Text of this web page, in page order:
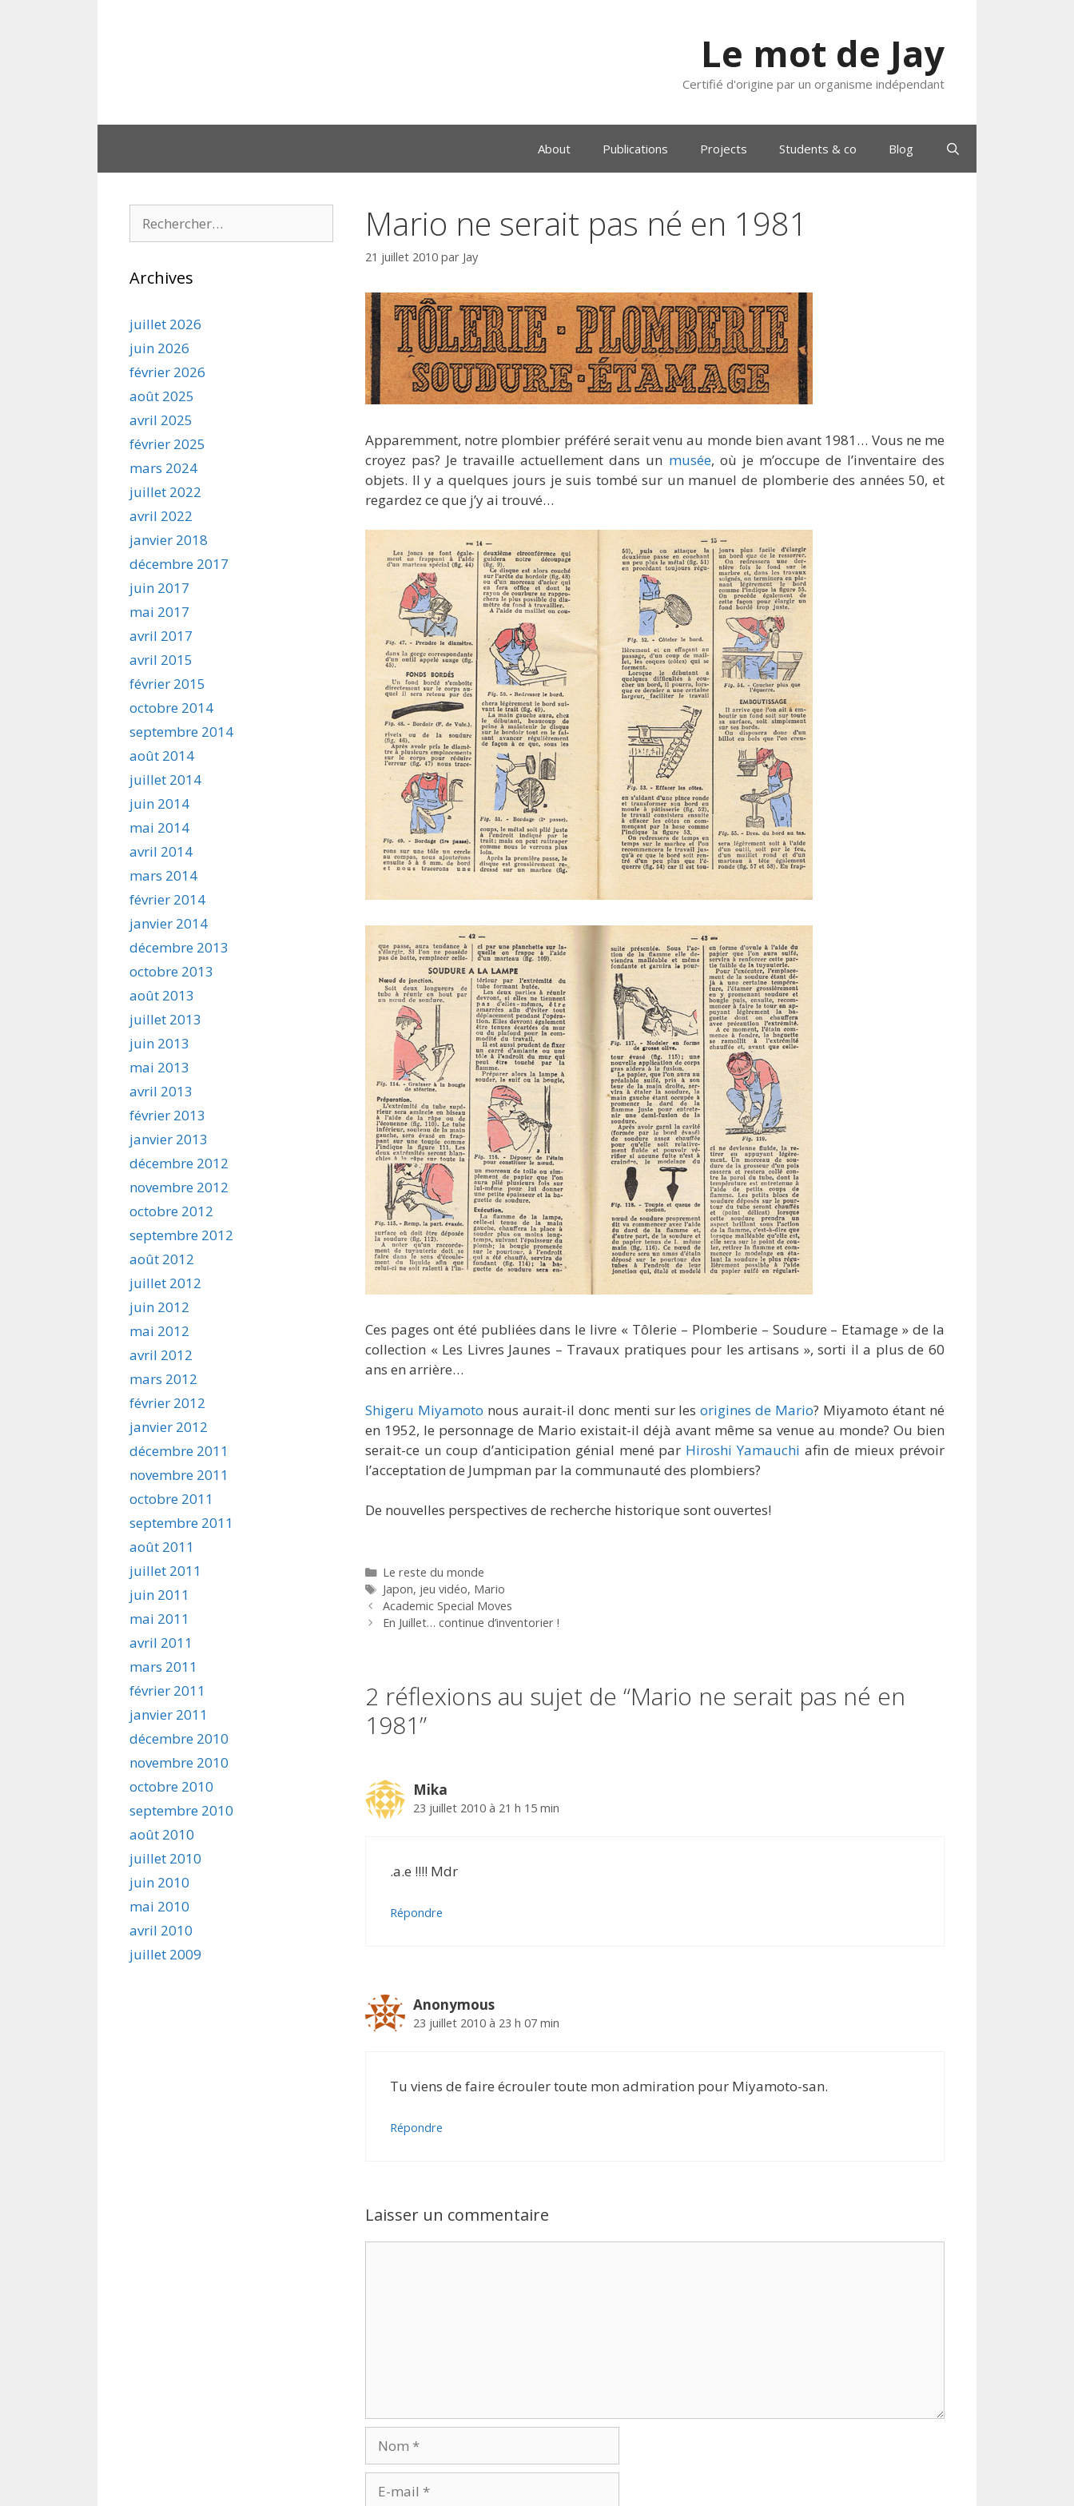
Le mot de Jay
Certifié d'origine par un organisme indépendant
About Publications Projects Students & co Blog
Mario ne serait pas né en 1981
21 juillet 2010 par Jay
Apparemment, notre plombier préféré serait venu au monde bien avant 1981… Vous ne me
croyez pas? Je travaille actuellement dans un musée, où je m’occupe de l’inventaire des
objets. Il y a quelques jours je suis tombé sur un manuel de plomberie des années 50, et
regardez ce que j’y ai trouvé…
Ces pages ont été publiées dans le livre « Tôlerie – Plomberie – Soudure – Etamage » de la
collection « Les Livres Jaunes – Travaux pratiques pour les artisans », sorti il a plus de 60
ans en arrière…
Shigeru Miyamoto nous aurait-il donc menti sur lesorigines de Mario? Miyamoto étant né
en 1952, le personnage de Mario existait-il déjà avant même sa venue au monde? Ou bien
serait-ce un coup d’anticipation génial mené par Hiroshi Yamauchi afin de mieux prévoir
l’acceptation de Jumpman par la communauté des plombiers?
De nouvelles perspectives de recherche historique sont ouvertes!
Catégories
Le reste du monde
Étiquettes
Japon, jeu vidéo, Mario
Academic Special Moves
En Juillet… continue d’inventorier !
2 réflexions au sujet de “Mario ne serait pas né en
1981”
Mika
23 juillet 2010 à 21 h 15 min
.a.e !!!! Mdr
Répondre
Anonymous
23 juillet 2010 à 23 h 07 min
Tu viens de faire écrouler toute mon admiration pour Miyamoto-san.
Répondre
Laisser un commentaire
mail
Archives
juillet 2026
juin 2026
février 2026
août 2025
avril 2025
février 2025
mars 2024
juillet 2022
avril 2022
janvier 2018
décembre 2017
juin 2017
mai 2017
avril 2017
avril 2015
février 2015
octobre 2014
septembre 2014
août 2014
juillet 2014
juin 2014
mai 2014
avril 2014
mars 2014
février 2014
janvier 2014
décembre 2013
octobre 2013
août 2013
juillet 2013
juin 2013
mai 2013
avril 2013
février 2013
janvier 2013
décembre 2012
novembre 2012
octobre 2012
septembre 2012
août 2012
juillet 2012
juin 2012
mai 2012
avril 2012
mars 2012
février 2012
janvier 2012
décembre 2011
novembre 2011
octobre 2011
septembre 2011
août 2011
juillet 2011
juin 2011
mai 2011
avril 2011
mars 2011
février 2011
janvier 2011
décembre 2010
novembre 2010
octobre 2010
septembre 2010
août 2010
juillet 2010
juin 2010
mai 2010
avril 2010
juillet 2009